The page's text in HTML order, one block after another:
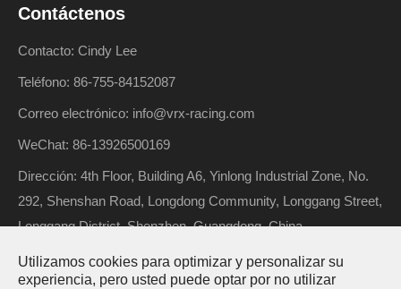
Contáctenos
Contacto: Cindy Lee
Teléfono: 86-755-84152087
Correo electrónico: info@vrx-racing.com
WeChat: 86-13926500169
Dirección: 4th Floor, Building A6, Yinlong Industrial Zone, No.
292, Shenshan Road, Longdong Community, Longgang Street,
Longgang District, Shenzhen, Guangdong, China
Utilizamos cookies para optimizar y personalizar su
experiencia, pero usted puede optar por no utilizar